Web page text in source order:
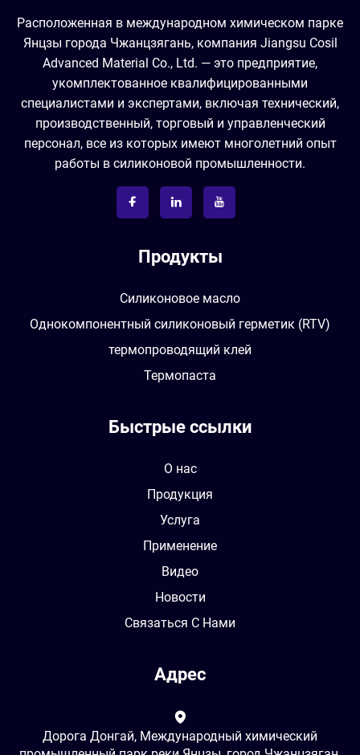
Расположенная в международном химическом парке
Янцзы города Чжанцзягань, компания Jiangsu Cosil
Advanced Material Co., Ltd. — это предприятие,
укомплектованное квалифицированными
специалистами и экспертами, включая технический,
производственный, торговый и управленческий
персонал, все из которых имеют многолетний опыт
работы в силиконовой промышленности.
Продукты
Силиконовое масло
Однокомпонентный силиконовый герметик (RTV)
термопроводящий клей
Термопаста
Быстрые ссылки
О нас
Продукция
Услуга
Применение
Видео
Новости
Связаться С Нами
Адрес
Дорога Донгай, Международный химический